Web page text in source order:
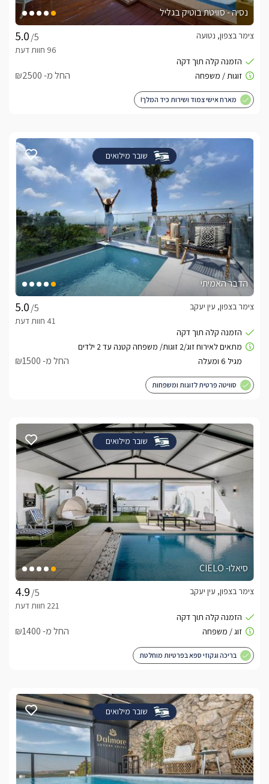
נסיה - סוויטת בוטיק בגליל
/5
צימר בצפון, נטועה
החל מ- ₪2500
מארח אישי צמוד ושירות כיד המלך!
שובר מילואים
הדבר האמיתי
/5
צימר בצפון, עין יעקב
החל מ- ₪1500
סוויטה פרטית לזוגות ומשפחות
שובר מילואים
סיאלו- CIELO
/5
צימר בצפון, עין יעקב
החל מ- ₪1400
בריכה וגקוזי ספא בפרטיות מוחלטת
שובר מילואים